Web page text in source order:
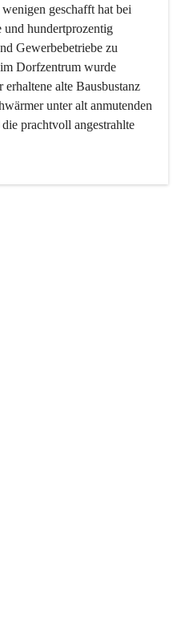
geschafft hat bei
und hundertprozentig
Gewerbebetriebe zu
Dorfzentrum wurde
alte Bausbustanz
unter alt anmutenden
prachtvoll angestrahlte
mehr, ist aber integrativer